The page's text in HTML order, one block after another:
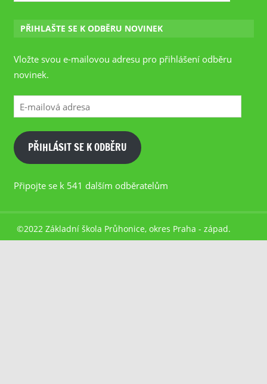
PŘIHLAŠTE SE K ODBĚRU NOVINEK
Vložte svou e-mailovou adresu pro přihlášení odběru
novinek.
E-
mailová
adresa
PŘIHLÁSIT SE K ODBĚRU
Připojte se k 541 dalším odběratelům
©2022 Základní škola Průhonice, okres Praha - západ.